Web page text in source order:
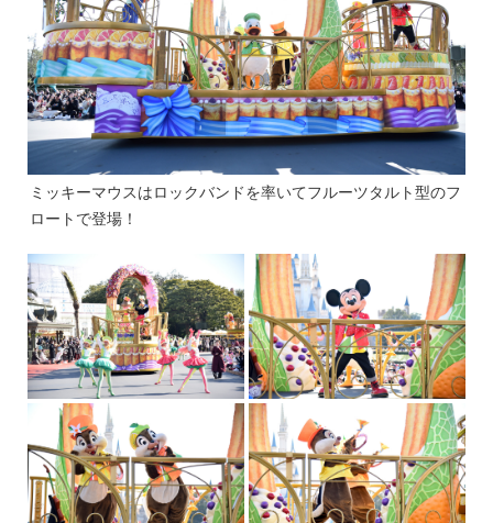
ミッキーマウスはロックバンドを率いてフルーツタルト型のフ
ロートで登場！